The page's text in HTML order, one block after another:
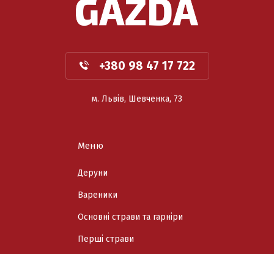
+380 98 47 17 722
м. Львів, Шевченка, 73
Меню
Деруни
Вареники
Основні страви та гарніри
Перші страви